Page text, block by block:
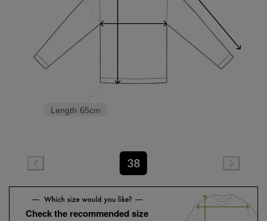
Length 65cm
38
Check the recommended size